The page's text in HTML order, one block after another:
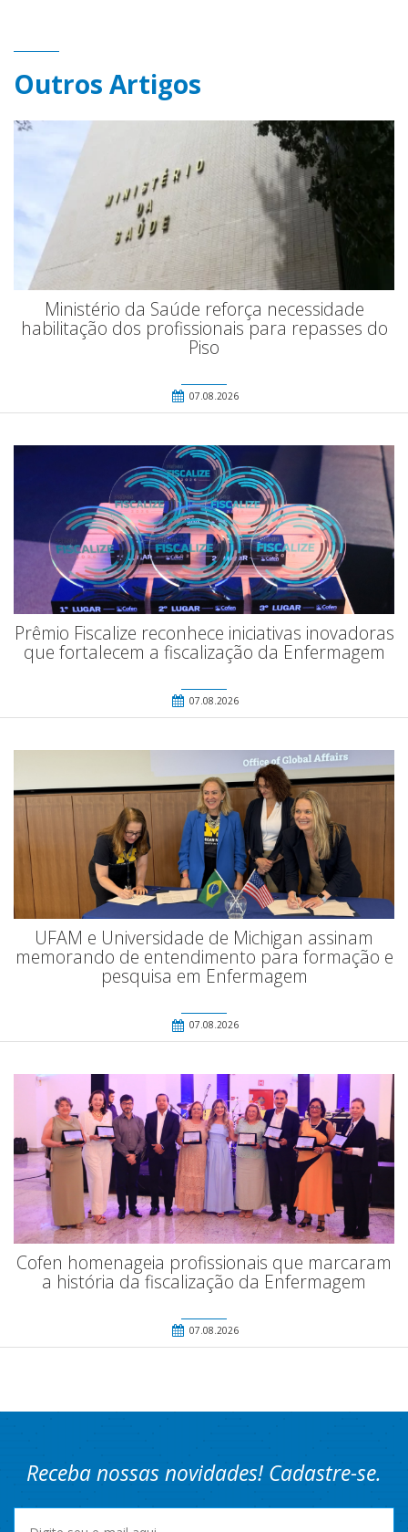
Outros Artigos
Ministério da Saúde reforça necessidade
habilitação dos profissionais para repasses do
Piso
07.08.2026
Prêmio Fiscalize reconhece iniciativas inovadoras
que fortalecem a fiscalização da Enfermagem
07.08.2026
UFAM e Universidade de Michigan assinam
memorando de entendimento para formação e
pesquisa em Enfermagem
07.08.2026
Cofen homenageia profissionais que marcaram
a história da fiscalização da Enfermagem
07.08.2026
Receba nossas novidades! Cadastre-se.